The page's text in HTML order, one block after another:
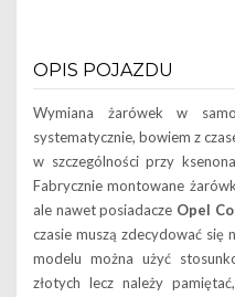
OPIS POJAZDU
Wymiana żarówek w
systematycznie, bowiem z
w szczególności przy
Fabrycznie montowane
ale nawet posiadacze Opel
czasie muszą zdecydować się
modelu można użyć
złotych lecz należy